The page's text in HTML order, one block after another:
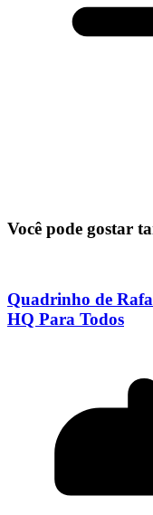
Você pode gostar
Quadrinho de
HQ Para Todos